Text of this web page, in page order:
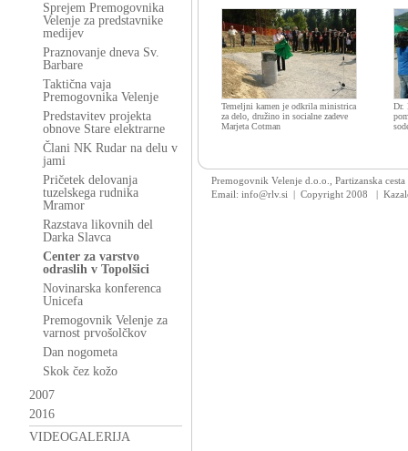
Sprejem Premogovnika
Velenje za predstavnike
medijev
Praznovanje dneva Sv.
Barbare
Taktična vaja
Premogovnika Velenje
Predstavitev projekta
obnove Stare elektrarne
Člani NK Rudar na delu v
jami
Pričetek delovanja
tuzelskega rudnika
Mramor
Razstava likovnih del
Darka Slavca
Center za varstvo
odraslih v Topolšici
Novinarska konferenca
Unicefa
Premogovnik Velenje za
varnost prvošolčkov
Dan nogometa
Skok čez kožo
2007
2016
VIDEOGALERIJA
Temeljni kamen je odkrila ministrica
za delo, družino in socialne zadeve
Marjeta Cotman
Dr.
Premogovnik Velenje d.o.o., Partizanska
Email: info@rlv.si | Copyright 2008
|